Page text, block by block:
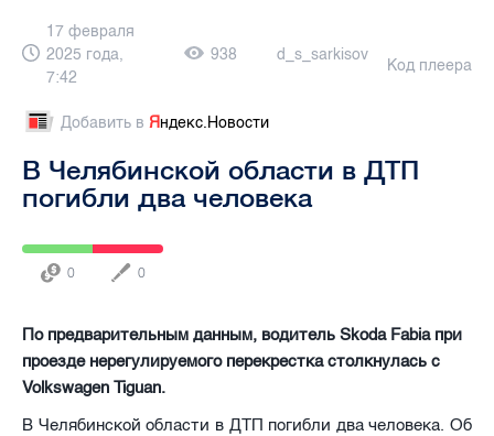
17 февраля
2025 года,
7:42
938 d_s_sarkisov
Код плеера
Добавить в Яндекс.Новости
В Челябинской области в ДТП
погибли два человека
0 0
По предварительным данным, водитель Skoda Fabia при
проезде нерегулируемого перекрестка столкнулась с
Volkswagen Tiguan.
В Челябинской области в ДТП погибли два человека. Об